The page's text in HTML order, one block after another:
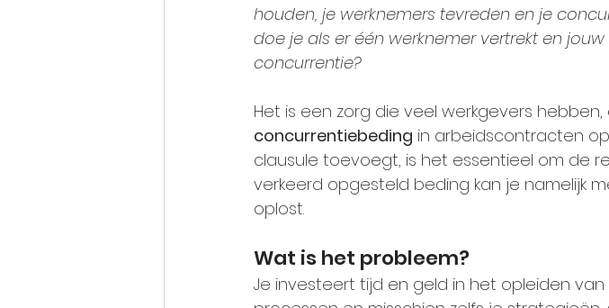
houden, je werknemers tevreden en je
doe je als er één werknemer vertrekt en
concurrentie?
Het is een zorg die veel werkgevers
concurrentiebeding in arbeidscontracten
clausule toevoegt, is het essentieel om de
verkeerd opgesteld beding kan je namelijk
oplost.
Wat is het probleem?
Je investeert tijd en geld in het opleiden van